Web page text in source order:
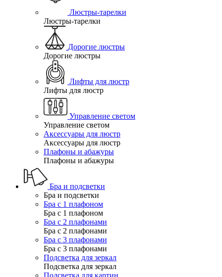
Люстры-тарелки
Люстры-тарелки
Дорогие люстры
Дорогие люстры
Лифты для люстр
Лифты для люстр
Управление светом
Управление светом
Аксессуары для люстр
Аксессуары для люстр
Плафоны и абажуры
Плафоны и абажуры
Бра и подсветки
Бра и подсветки
Бра с 1 плафоном
Бра с 1 плафоном
Бра с 2 плафонами
Бра с 2 плафонами
Бра с 3 плафонами
Бра с 3 плафонами
Подсветка для зеркал
Подсветка для зеркал
Подсветка для картин